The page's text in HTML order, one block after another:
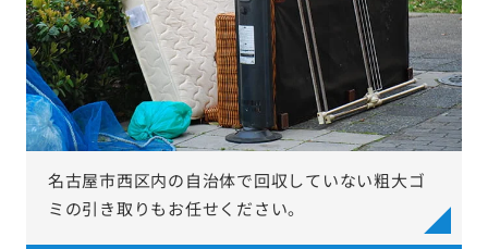
名古屋市西区内の自治体で回収していない粗大ゴ
ミの引き取りもお任せください。